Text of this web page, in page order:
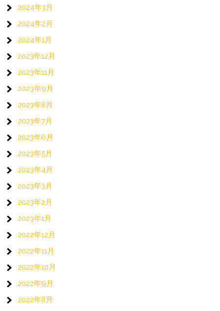
2024年3月
2024年2月
2024年1月
2023年12月
2023年11月
2023年9月
2023年8月
2023年7月
2023年6月
2023年5月
2023年4月
2023年3月
2023年2月
2023年1月
2022年12月
2022年11月
2022年10月
2022年9月
2022年8月